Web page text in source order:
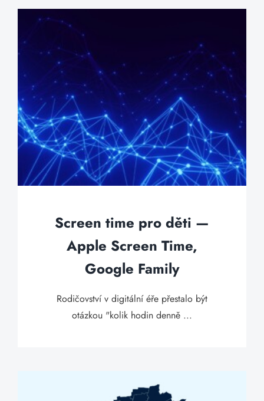
Screen time pro děti —
Apple Screen Time,
Google Family
Rodičovství v digitální éře přestalo být
otázkou "kolik hodin denně ...